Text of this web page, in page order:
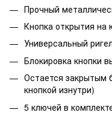
Прочный
Кнопка открытия на
Универсальный
Блокировка кнопки
Остается закрытым
кнопкой изнутри)
5 ключей в